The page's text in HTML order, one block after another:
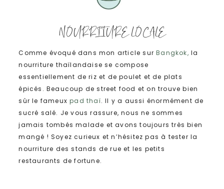
NOURRITURE LOCALE
Comme évoqué dans mon article surBangkok, la
nourriture thaïlandaise se compose
essentiellement de riz et de poulet et de plats
épicés. Beaucoup de street food et on trouve bien
sûr le fameuxpad thaï. Il y a aussi énormément de
sucré salé. Je vous rassure, nous ne sommes
jamais tombés malade et avons toujours très bien
mangé ! Soyez curieux et n’hésitez pas à tester la
nourriture des stands de rue et les petits
restaurants de fortune.